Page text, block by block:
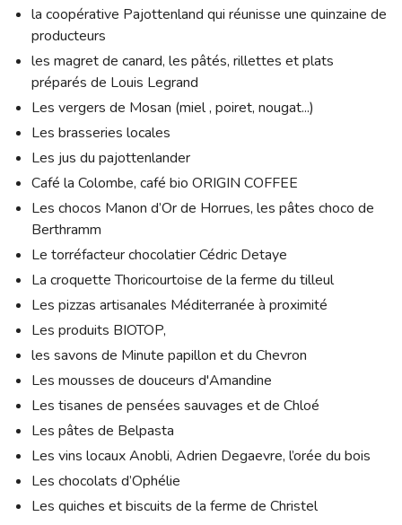
la coopérative Pajottenland qui réunisse une quinzaine de
producteurs
les magret de canard, les pâtés, rillettes et plats
préparés de Louis Legrand
Les vergers de Mosan (miel , poiret, nougat...)
Les brasseries locales
Les jus du pajottenlander
Café la Colombe, café bio ORIGIN COFFEE
Les chocos Manon d’Or de Horrues, les pâtes choco de
Berthramm
Le torréfacteur chocolatier Cédric Detaye
La croquette Thoricourtoise de la ferme du tilleul
Les pizzas artisanales Méditerranée à proximité
Les produits BIOTOP,
les savons de Minute papillon et du Chevron
Les mousses de douceurs d'Amandine
Les tisanes de pensées sauvages et de Chloé
Les pâtes de Belpasta
Les vins locaux Anobli, Adrien Degaevre, l’orée du bois
Les chocolats d’Ophélie
Les quiches et biscuits de la ferme de Christel